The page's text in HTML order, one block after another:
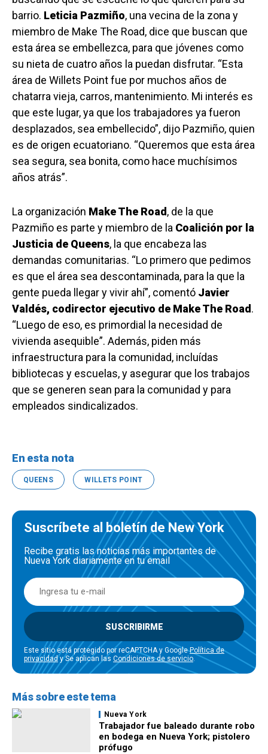
barrio. Leticia Pazmiño, una vecina de la zona y
miembro de Make The Road, dice que buscan que
esta área se embellezca, para que jóvenes como
su nieta de cuatro años la puedan disfrutar. “Esta
área de Willets Point fue por muchos años de
chatarra vieja, carros, mantenimiento. Mi interés es
que este lugar, ya que los trabajadores ya fueron
desplazados, sea embellecido”, dijo Pazmiño, quien
es de origen ecuatoriano. “Queremos que esta área
sea segura, sea bonita, como hace muchísimos
años atrás”.
La organización Make The Road, de la que
Pazmiño es parte y miembro de la Coalición por la
Justicia de Queens, la que encabeza las
demandas comunitarias. “Lo primero que pedimos
es que el área sea descontaminada, para la que la
gente pueda llegar y vivir ahí”, comentó Javier
Valdés, codirector ejecutivo de Make The Road.
“Luego de eso, es primordial la necesidad de
vivienda asequible”. Además, piden más
infraestructura para la comunidad, incluídas
bibliotecas y escuelas, y asegurar que los trabajos
que se generen sean para la comunidad y para
empleados sindicalizados.
En esta nota
QUEENS WILLETS POINT
Suscríbete al boletín de New York
Recibe gratis las noticias más importantes de
Nueva York diariamente en tu email
SUSCRIBIRME
Este sitio está protegido por reCAPTCHA y GooglePolítica de
privacidady Se aplican las Condiciones de servicio.
Más sobre este tema
Nueva York
Trabajador fue baleado durante robo
en bodega en Nueva York; pistolero
prófugo